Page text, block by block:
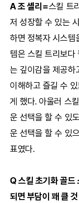
A 조 셸리=스킬 트
저 성장할 수 있는
하면 정복자 시스템
템은 스킬 트리보다
는 깊이감을 제공하
이해하고 즐길 수
게 했다. 아울러 스
운 선택을 할 수 있
운 선택을 할 수 있
표였다.
Q 스킬 초기화 골드
되면 부담이 꽤 클